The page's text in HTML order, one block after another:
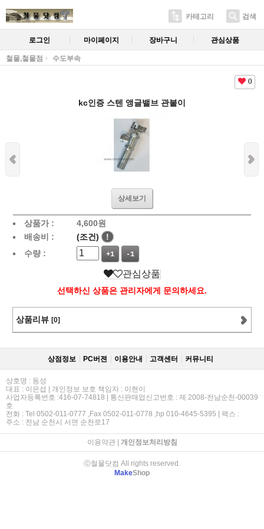
카테고리 검색
로그인 마이페이지 장바구니 관심상품
철물,철물점 수도부속
0
kc인증 스텐 앵글밸브 관붙이
상세보기
상품가 : 4,600원
배송비 :
(조건)
!
수량 :
+1 -1
관심상품
선택하신 상품은 관리자에게 문의하세요.
상품리뷰 [0]
상점정보 PC버젼 이용안내 고객센터 커뮤니티
상호명 : 동성
대표 : 이은섭 | 개인정보 보호 책임자 : 이현이
사업자등록번호 :416-07-74818 | 통신판매업신고번호 : 제 2008-전남순천-00039
호
전화 : Tel 0502-011-0777 ,Fax 0502-011-0778 ,hp 010-4645-5395 | 팩스 :
주소 : 전남 순천시 서면 순천로17
이용약관| 개인정보처리방침
ⓒ철물닷컴 All rights reserved.
MakeShop